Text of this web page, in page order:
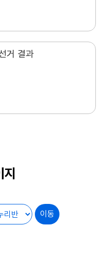
거 결과